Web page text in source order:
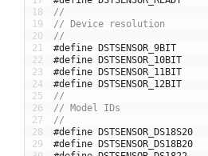
18
19
20
21
22
23
24
25
26
27
28
29
//
// Device resolution
//
#define DSTSENSOR_9BIT
#define DSTSENSOR_10BIT
#define DSTSENSOR_11BIT
#define DSTSENSOR_12BIT
//
// Model IDs
//
#define DSTSENSOR_DS18S20
#define DSTSENSOR_DS18B20